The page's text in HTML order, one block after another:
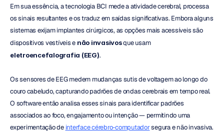
Em sua essência, a tecnologia BCI mede a atividade cerebral, processa
os sinais resultantes e os traduz em saídas significativas. Embora alguns
sistemas exijam implantes cirúrgicos, as opções mais acessíveis são
dispositivos vestíveis e não invasivos que usam
eletroencefalografia (EEG).
Os sensores de EEG medem mudanças sutis de voltagem ao longo do
couro cabeludo, capturando padrões de ondas cerebrais em tempo real.
O software então analisa esses sinais para identificar padrões
associados ao foco, engajamento ou intenção — permitindo uma
experimentação de interface cérebro-computador segura e não invasiva.